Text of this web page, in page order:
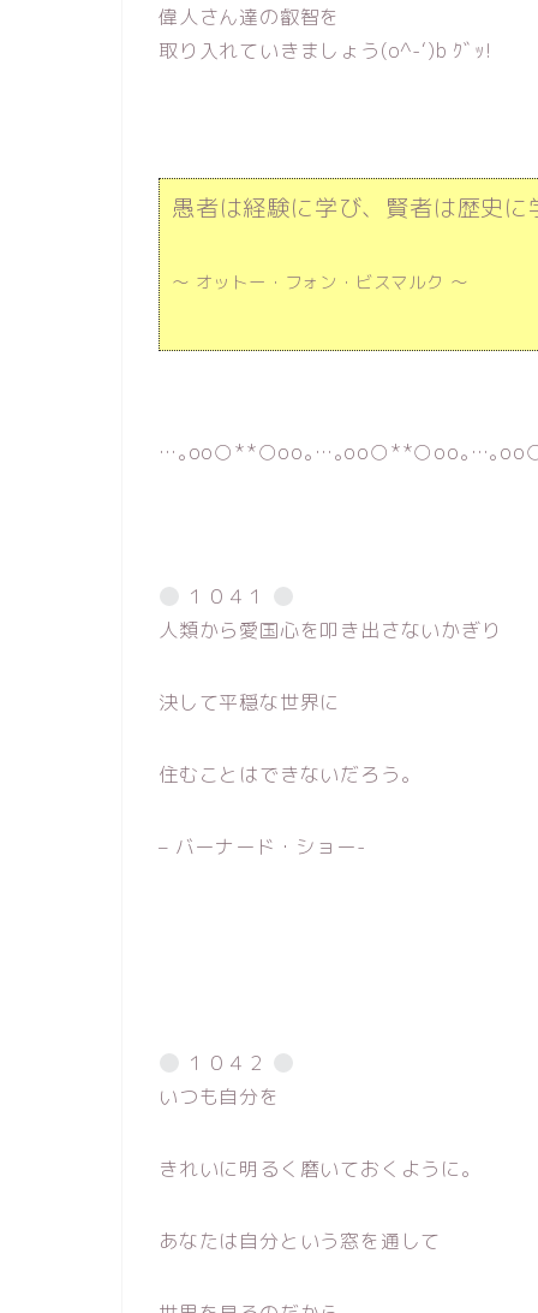
偉人さん達の叡智を
取り入れていきましょう(o^-‘)b ｸﾞｯ!
愚者は経験に学び、賢者は歴史に
～ オットー・フォン・ビスマルク ～
…｡oо○**○оo｡…｡oо○**○оo｡…｡
１０４１
人類から愛国心を叩き出さないかぎり
決して平穏な世界に
住むことはできないだろう。
– バーナード・ショー-
１０４２
いつも自分を
きれいに明るく磨いておくように。
あなたは自分という窓を通して